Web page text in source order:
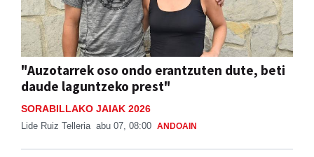
"Auzotarrek oso ondo erantzuten dute, beti
daude laguntzeko prest"
SORABILLAKO JAIAK 2026
Lide Ruiz Telleria abu 07, 08:00 ANDOAIN